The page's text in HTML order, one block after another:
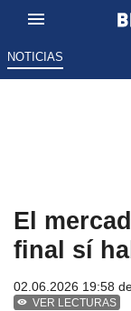
NOTICIAS
El
final sí
02.06.2026 19:58
VER LECTURAS